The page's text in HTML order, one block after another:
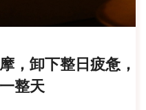
，卸下整日疲惫，
整天